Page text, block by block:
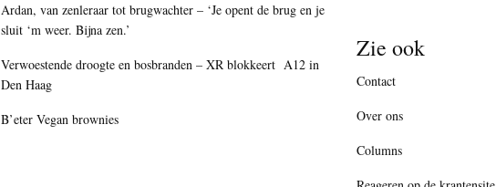
Ardan, van zenleraar tot brugwachter – ‘Je opent de brug en je
sluit ‘m weer. Bijna zen.’
Verwoestende droogte en bosbranden – XR blokkeert A12 in
Den Haag
B’eter Vegan brownies
Zie ook
Contact
Over ons
Columns